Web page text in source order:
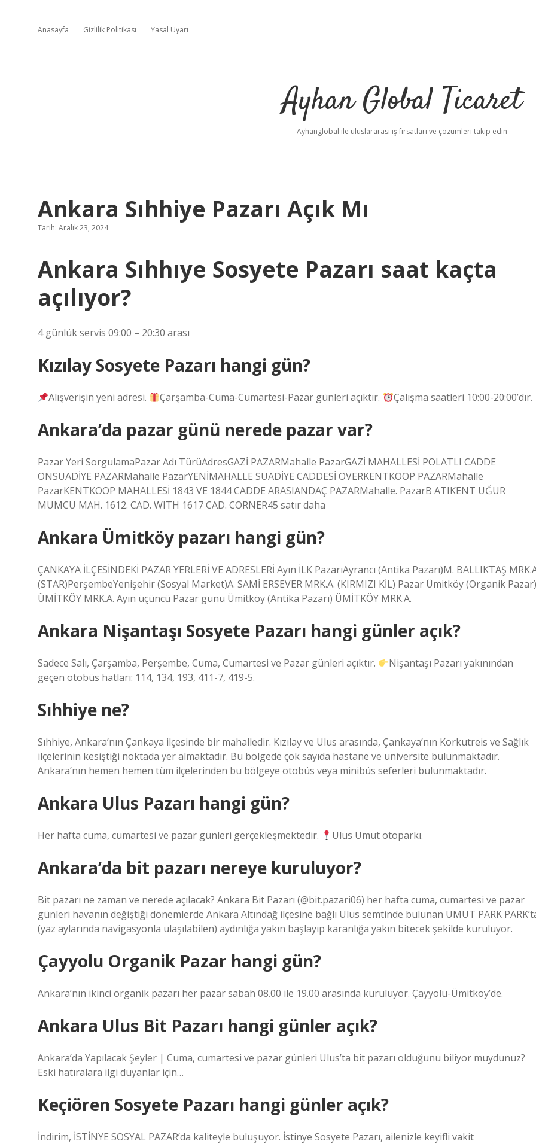
Anasayfa Gizlilik Politikası Yasal Uyarı
Ayhan Global Ticaret
Ayhanglobal ile uluslararası iş fırsatları ve çözümleri takip edin
Ankara Sıhhiye Pazarı Açık Mı
Tarih: Aralık 23, 2024
Ankara Sıhhıye Sosyete Pazarı saat kaçta
açılıyor?
4 günlük servis 09:00 – 20:30 arası
Kızılay Sosyete Pazarı hangi gün?
Alışverişin yeni adresi. Çarşamba-Cuma-Cumartesi-Pazar günleri açıktır. Çalışma saatleri 10:00-20:00’dır.
Ankara’da pazar günü nerede pazar var?
Pazar Yeri SorgulamaPazar Adı TürüAdresGAZİ PAZARMahalle PazarGAZİ MAHALLESİ POLATLI CADDE
ONSUADİYE PAZARMahalle PazarYENİMAHALLE SUADİYE CADDESİ OVERKENTKOOP PAZARMahalle
PazarKENTKOOP MAHALLESİ 1843 VE 1844 CADDE ARASIANDAÇ PAZARMahalle. PazarB ATIKENT UĞUR
MUMCU MAH. 1612. CAD. WITH 1617 CAD. CORNER45 satır daha
Ankara Ümitköy pazarı hangi gün?
ÇANKAYA İLÇESİNDEKİ PAZAR YERLERİ VE ADRESLERİ Ayın İLK PazarıAyrancı (Antika Pazarı)M. BALLIKTAŞ
(STAR)PerşembeYenişehir (Sosyal Market)A. SAMİ ERSEVER MRK.A. (KIRMIZI KİL) Pazar Ümitköy (Organik Pazar)
ÜMİTKÖY MRK.A. Ayın üçüncü Pazar günü Ümitköy (Antika Pazarı) ÜMİTKÖY MRK.A.
Ankara Nişantaşı Sosyete Pazarı hangi günler açık?
Sadece Salı, Çarşamba, Perşembe, Cuma, Cumartesi ve Pazar günleri açıktır.
Nişantaşı Pazarı yakınından
geçen otobüs hatları: 114, 134, 193, 411-7, 419-5.
Sıhhiye ne?
Sıhhiye, Ankara’nın Çankaya ilçesinde bir mahalledir. Kızılay ve Ulus arasında, Çankaya’nın Korkutreis ve Sağlık
ilçelerinin kesiştiği noktada yer almaktadır. Bu bölgede çok sayıda hastane ve üniversite bulunmaktadır.
Ankara’nın hemen hemen tüm ilçelerinden bu bölgeye otobüs veya minibüs seferleri bulunmaktadır.
Ankara Ulus Pazarı hangi gün?
Her hafta cuma, cumartesi ve pazar günleri gerçekleşmektedir. Ulus Umut otoparkı.
Ankara’da bit pazarı nereye kuruluyor?
Bit pazarı ne zaman ve nerede açılacak? Ankara Bit Pazarı (@bit.pazari06) her hafta cuma, cumartesi ve pazar
günleri havanın değiştiği dönemlerde Ankara Altındağ ilçesine bağlı Ulus semtinde bulunan UMUT PARK
(yaz aylarında navigasyonla ulaşılabilen) aydınlığa yakın başlayıp karanlığa yakın bitecek şekilde kuruluyor.
Çayyolu Organik Pazar hangi gün?
Ankara’nın ikinci organik pazarı her pazar sabah 08.00 ile 19.00 arasında kuruluyor. Çayyolu-Ümitköy’de.
Ankara Ulus Bit Pazarı hangi günler açık?
Ankara’da Yapılacak Şeyler | Cuma, cumartesi ve pazar günleri Ulus’ta bit pazarı olduğunu biliyor muydunuz?
Eski hatıralara ilgi duyanlar için…
Keçiören Sosyete Pazarı hangi günler açık?
İndirim, İSTİNYE SOSYAL PAZAR’da kaliteyle buluşuyor. İstinye Sosyete Pazarı, ailenizle keyifli vakit